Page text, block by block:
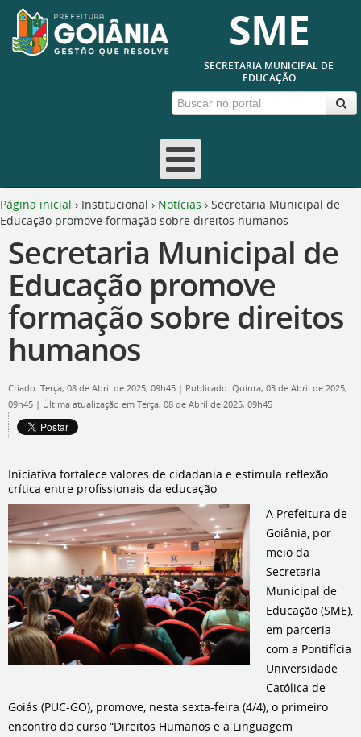
SME
SECRETARIA MUNICIPAL DE
EDUCAÇÃO
Página inicial › Institucional › Notícias › Secretaria Municipal de
Educação promove formação sobre direitos humanos
Secretaria Municipal de
Educação promove
formação sobre direitos
humanos
Criado: Terça, 08 de Abril de 2025, 09h45 | Publicado: Quinta, 03 de Abril de 2025,
09h45 | Última atualização em Terça, 08 de Abril de 2025, 09h45
Iniciativa fortalece valores de cidadania e estimula reflexão
crítica entre profissionais da educação
A Prefeitura de
Goiânia, por
meio da
Secretaria
Municipal de
Educação (SME),
em parceria
com a Pontifícia
Universidade
Católica de
Goiás (PUC-GO), promove, nesta sexta-feira (4/4), o primeiro
encontro do curso “Direitos Humanos e a Linguagem